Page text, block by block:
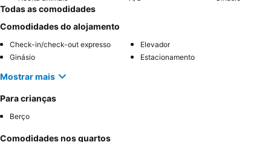
Todas as comodidades
Comodidades do alojamento
Check-in/check-out expresso
Elevador
Ginásio
Estacionamento
Mostrar mais
Para crianças
Berço
Comodidades nos quartos